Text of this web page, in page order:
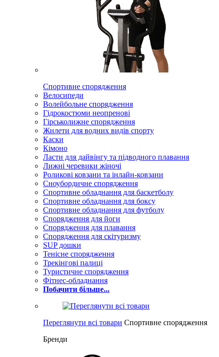
Спортивне спорядження
Велосипеди
Волейбольне спорядження
Гідрокостюми неопренові
Гірськолижне спорядження
Жилети для водних видів спорту
Каски
Кімоно
Ласти для дайвінгу та підводного плавання
Лижні черевики жіночі
Роликові ковзани та інлайн-ковзани
Сноубордичне спорядження
Спортивне обладнання для баскетболу
Спортивне обладнання для боксу
Спортивне обладнання для футболу
Спорядження для йоги
Спорядження для плавання
Спорядження для скітуризму
SUP дошки
Тенісне спорядження
Трекінгові палиці
Туристичне спорядження
Фітнес-обладнання
Побачити більше...
Переглянути всі товари Спортивне спорядження
Бренди